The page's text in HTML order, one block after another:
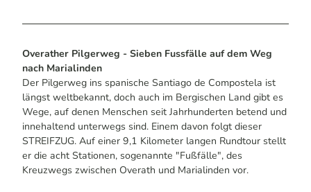
Overather Pilgerweg - Sieben Fussfälle auf dem Weg
nach Marialinden
Der Pilgerweg ins spanische Santiago de Compostela ist
längst weltbekannt, doch auch im Bergischen Land gibt es
Wege, auf denen Menschen seit Jahrhunderten betend und
innehaltend unterwegs sind. Einem davon folgt dieser
STREIFZUG. Auf einer 9,1 Kilometer langen Rundtour stellt
er die acht Stationen, sogenannte "Fußfälle", des
Kreuzwegs zwischen Overath und Marialinden vor.